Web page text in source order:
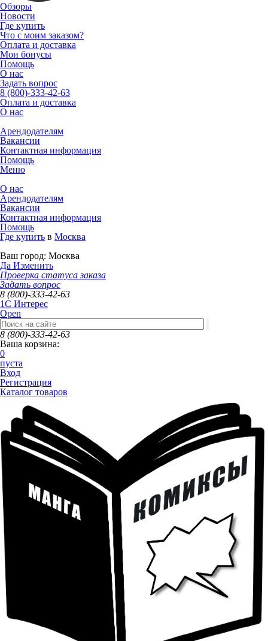
Обзоры
Новости
Где купить
Что с моим заказом?
Оплата и доставка
Мои бонусы
Помощь
О нас
Задать вопрос
8 (800)-333-42-63
Оплата и доставка
О нас
Арендодателям
Вакансии
Контактная информация
Помощь
Меню
О нас
Арендодателям
Вакансии
Контактная информация
Помощь
Где купить в Москва
Ваш город: Москва
Да Изменить
Проверка статуса заказа
Задать вопрос
8 (800)-333-42-63
1C Интерес
Open
8 (800)-333-42-63
Ваша корзина:
0
пуста
Вход
Регистрация
Каталог товаров